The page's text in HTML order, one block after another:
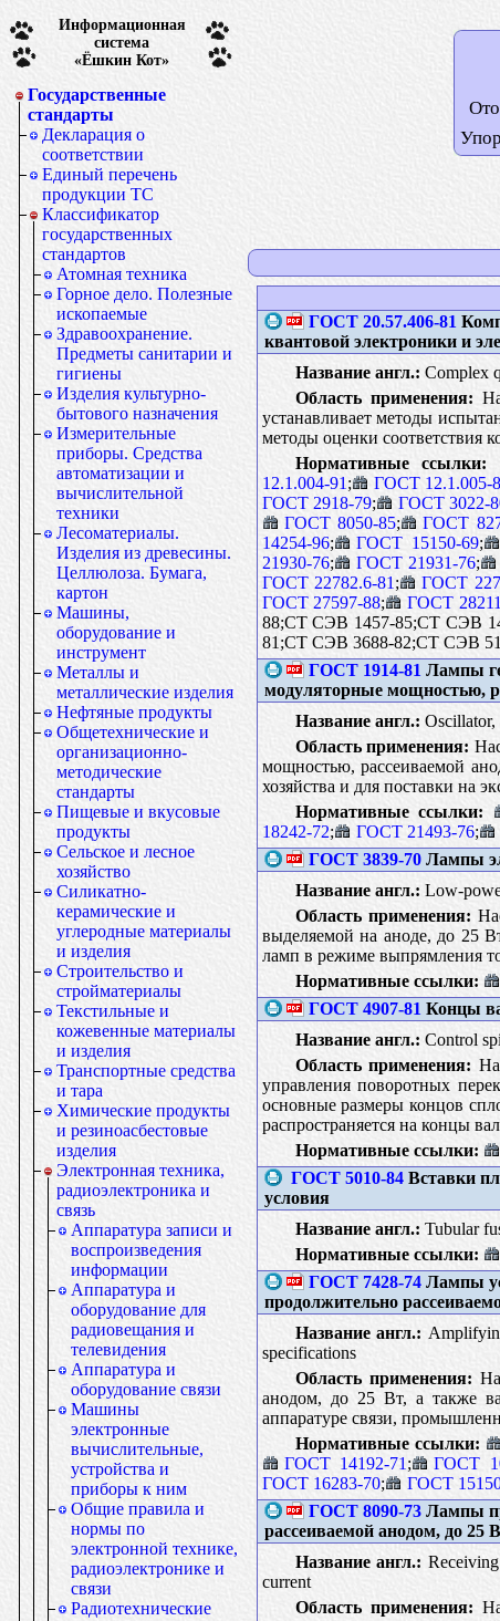
Информационная
система
«Ёшкин Кот»
Государственные
стандарты
Декларация о
соответствии
Единый перечень
продукции ТС
Классификатор
государственных
стандартов
Атомная техника
Горное дело. Полезные
ископаемые
Здравоохранение.
Предметы санитарии и
гигиены
Изделия культурно-
бытового назначения
Измерительные
приборы. Средства
автоматизации и
вычислительной
техники
Лесоматериалы.
Изделия из древесины.
Целлюлоза. Бумага,
картон
Машины,
оборудование и
инструмент
Металлы и
металлические изделия
Нефтяные продукты
Общетехнические и
организационно-
методические
стандарты
Пищевые и вкусовые
продукты
Сельское и лесное
хозяйство
Силикатно-
керамические и
углеродные материалы
и изделия
Строительство и
стройматериалы
Текстильные и
кожевенные материалы
и изделия
Транспортные средства
и тара
Химические продукты
и резиноасбестовые
изделия
Электронная техника,
радиоэлектроника и
связь
Аппаратура записи и
воспроизведения
информации
Аппаратура и
оборудование для
радиовещания и
телевидения
Аппаратура и
оборудование связи
Машины
электронные
вычислительные,
устройства и
приборы к ним
Общие правила и
нормы по
электронной технике,
радиоэлектронике и
связи
Радиотехнические
ГОСТ 20.57.406-81
квантовой электроники и
Название англ.: Complex
Область применения:
устанавливает методы
методы оценки соответствия
Нормативные ссылки:
12.1.004-91 ; ГОСТ 12.1.005-
ГОСТ 2918-79; ГОСТ 3022-
ГОСТ 8050-85; ГОСТ
14254-96; ГОСТ 15150-69;
21930-76; ГОСТ 21931-76;
ГОСТ 22782.6-81 ; ГОСТ
ГОСТ 27597-88; ГОСТ
88;СТ СЭВ 1457-85;СТ СЭВ
81;СТ СЭВ 3688-82;СТ СЭВ
ГОСТ 1914-81 Лампы
модуляторные мощностью,
Название англ.: Oscillator,
Область применения:
мощностью, рассеиваемой
хозяйства и для поставки на
Нормативные ссылки:
18242-72; ГОСТ 21493-76;
ГОСТ 3839-70Лампы
Название англ.: Low-
Область применения:
выделяемой на аноде, до 25
ламп в режиме выпрямления
Нормативные ссылки:
ГОСТ 4907-81 Концы
Название англ.: Control
Область применения:
управления поворотных
основные размеры концов
распространяется на концы
Нормативные ссылки:
ГОСТ 5010-84Вставки
условия
Название англ.: Tubular
Нормативные ссылки:
ГОСТ 7428-74Лампы
продолжительно
Название англ.:
specifications
Область применения:
анодом, до 25 Вт, а также
аппаратуре связи,
Нормативные ссылки:
ГОСТ 14192-71 ; ГОСТ
ГОСТ 16283-70; ГОСТ
ГОСТ 8090-73Лампы
рассеиваемой анодом, до
Название англ.:
current
Область применения: